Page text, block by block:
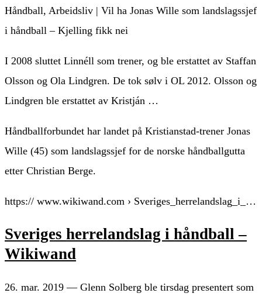
Håndball, Arbeidsliv | Vil ha Jonas Wille som landslagssjef
i håndball – Kjelling fikk nei
I 2008 sluttet Linnéll som trener, og ble erstattet av Staffan
Olsson og Ola Lindgren. De tok sølv i OL 2012. Olsson og
Lindgren ble erstattet av Kristján …
Håndballforbundet har landet på Kristianstad-trener Jonas
Wille (45) som landslagssjef for de norske håndballgutta
etter Christian Berge.
https:// www.wikiwand.com › Sveriges_herrelandslag_i_…
Sveriges herrelandslag i håndball –
Wikiwand
26. mar. 2019 — Glenn Solberg ble tirsdag presentert som